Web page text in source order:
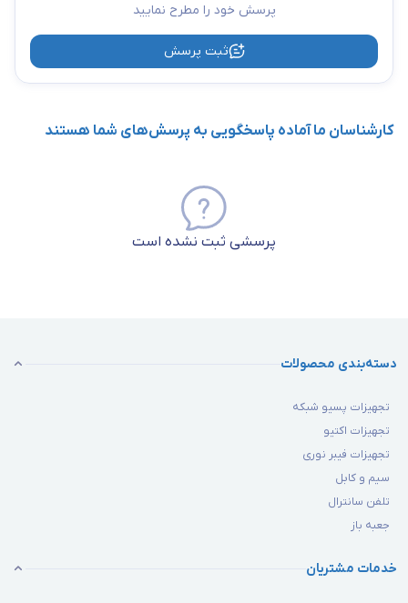
پرسش خود را مطرح نمایید
ثبت پرسش
کارشناسان ما آماده پاسخگویی به پرسش‌های شما هستند
پرسشی ثبت نشده است
دسته‌بندی محصولات
تجهیزات پسیو شبکه
تجهیزات اکتیو
تجهیزات فیبر نوری
سیم و کابل
تلفن سانترال
جعبه باز
خدمات مشتریان